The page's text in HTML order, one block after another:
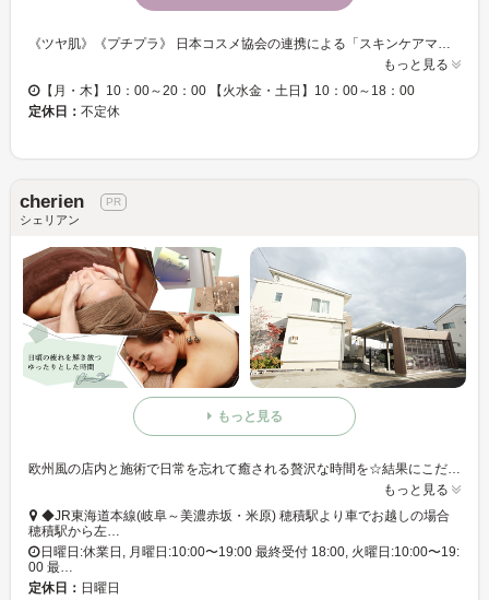
もっと見る
【月・木】10：00～20：00 【火水金・土日】10：00～18：00
定休日： 不定休
cherien
シェリアン
もっと見る
欧州風の店内と施術で日常を忘れて癒される贅沢な時間を☆結果にこだわったフェイシャルケアや、マシンを使った小顔を目指す筋膜施術が人気♪
もっと見る
◆JR東海道本線(岐阜～美濃赤坂・米原) 穂積駅より車でお越しの場合
穂積駅から左…
日曜日:休業日, 月曜日:10:00〜19:00 最終受付 18:00, 火曜日:10:00〜19:
00 最…
定休日： 日曜日